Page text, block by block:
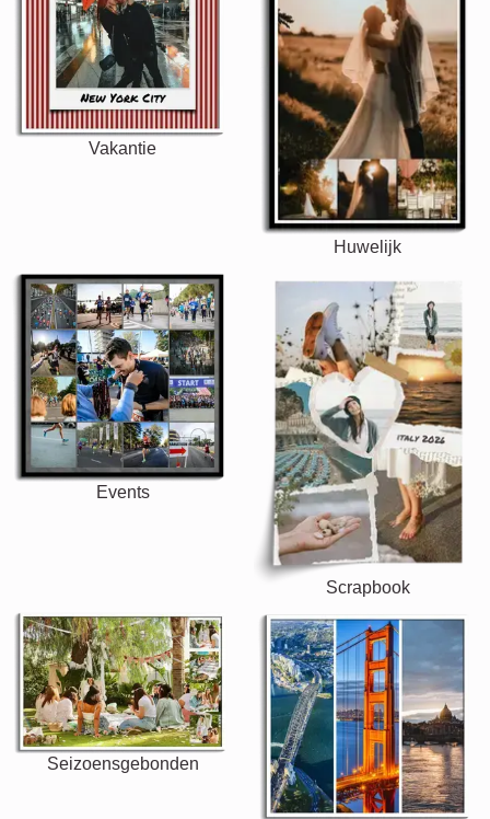
Vakantie
Huwelijk
Events
Scrapbook
Seizoensgebonden